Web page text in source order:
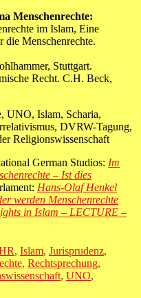
Menschenrechte:
im Islam, Eine
die Menschenrechte.
Stuttgart.
Recht. C.H. Beck,
UNO, Islam, Scharia,
DVRW-Tagung,
Religionswissenschaft
German Studios: Im
– Ist dies
Hans-Olaf Henkel
werden Menschenrechte
in Islam – LECTURE –
, Islam, Jurisprudenz,
, Rechtsprechung,
, UNO,